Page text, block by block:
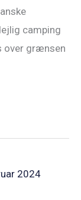
camping
over grænsen